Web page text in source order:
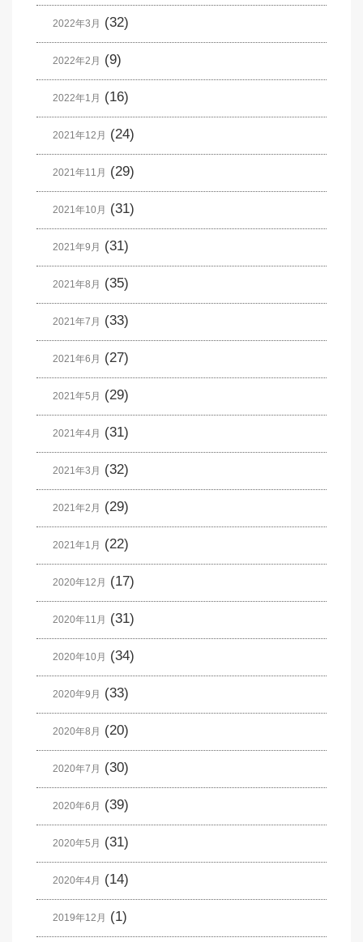
2022年3月 (32)
2022年2月 (9)
2022年1月 (16)
2021年12月 (24)
2021年11月 (29)
2021年10月 (31)
2021年9月 (31)
2021年8月 (35)
2021年7月 (33)
2021年6月 (27)
2021年5月 (29)
2021年4月 (31)
2021年3月 (32)
2021年2月 (29)
2021年1月 (22)
2020年12月 (17)
2020年11月 (31)
2020年10月 (34)
2020年9月 (33)
2020年8月 (20)
2020年7月 (30)
2020年6月 (39)
2020年5月 (31)
2020年4月 (14)
2019年12月 (1)